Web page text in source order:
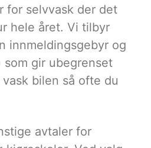
for selvvask der det
hele året. Vi tilbyr
innmeldingsgebyr og
gir ubegrenset
bilen så ofte du
avtaler for